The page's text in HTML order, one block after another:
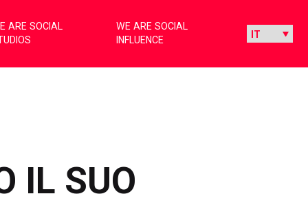
ARE SOCIAL
WE ARE SOCIAL
INFLUENCE
IL SUO